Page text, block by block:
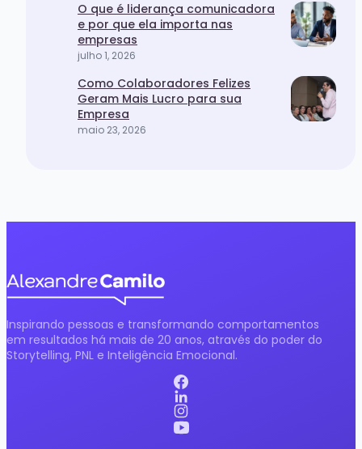
O que é liderança comunicadora
e por que ela importa nas
empresas
julho 1, 2026
Como Colaboradores Felizes
Geram Mais Lucro para sua
Empresa
maio 23, 2026
Inspirando pessoas e transformando comportamentos
em resultados há mais de 20 anos, através do poder do
Storytelling, PNL e Inteligência Emocional.